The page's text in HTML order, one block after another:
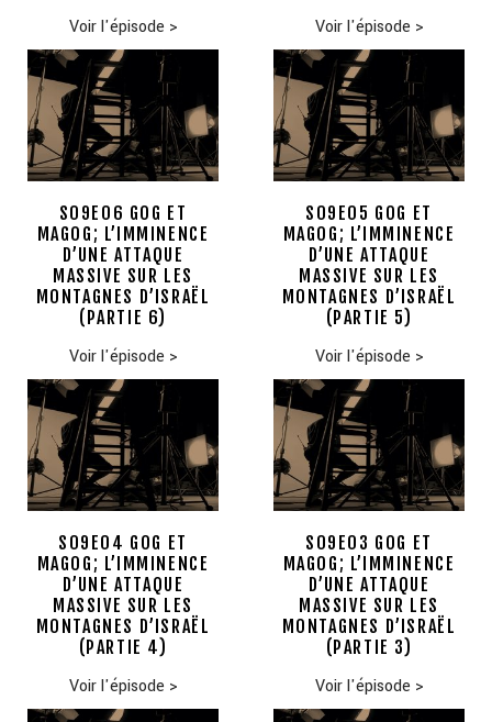
Voir l'épisode > Voir l'épisode >
S09E06 GOG ET
MAGOG; L’IMMINENCE
D’UNE ATTAQUE
MASSIVE SUR LES
MONTAGNES D’ISRAËL
(PARTIE 6)
Voir l'épisode >
S09E05 GOG ET
MAGOG; L’IMMINENCE
D’UNE ATTAQUE
MASSIVE SUR LES
MONTAGNES D’ISRAËL
(PARTIE 5)
Voir l'épisode >
S09E04 GOG ET
MAGOG; L’IMMINENCE
D’UNE ATTAQUE
MASSIVE SUR LES
MONTAGNES D’ISRAËL
(PARTIE 4)
Voir l'épisode >
S09E03 GOG ET
MAGOG; L’IMMINENCE
D’UNE ATTAQUE
MASSIVE SUR LES
MONTAGNES D’ISRAËL
(PARTIE 3)
Voir l'épisode >